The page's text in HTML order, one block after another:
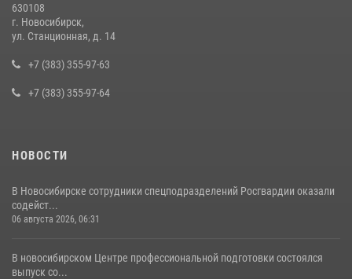
29 июля 2026, 05:19
Росгвардии задержан подозреваемый в грабеже
13 июля 2026, 05:38
630108
г. Новосибирск,
ул. Станционная, д. 14
+7 (383) 355-97-63
+7 (383) 355-97-64
НОВОСТИ
В Новосибирске сотрудники спецподразделений Росгвардии оказали
содейст...
06 августа 2026, 06:31
В новосибирском Центре профессиональной подготовки состоялся
выпуск со...